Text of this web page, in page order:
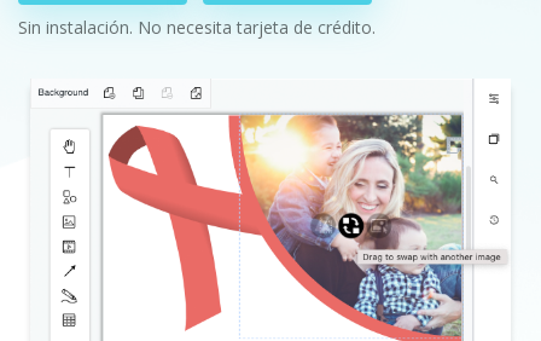
Sin instalación. No necesita tarjeta de crédito.